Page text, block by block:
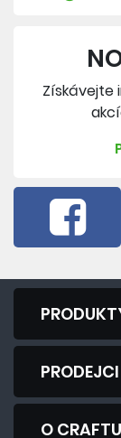
Získávejte
PRODEJCI
O CRAFTU